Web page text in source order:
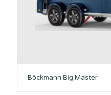
Böckmann Big Master